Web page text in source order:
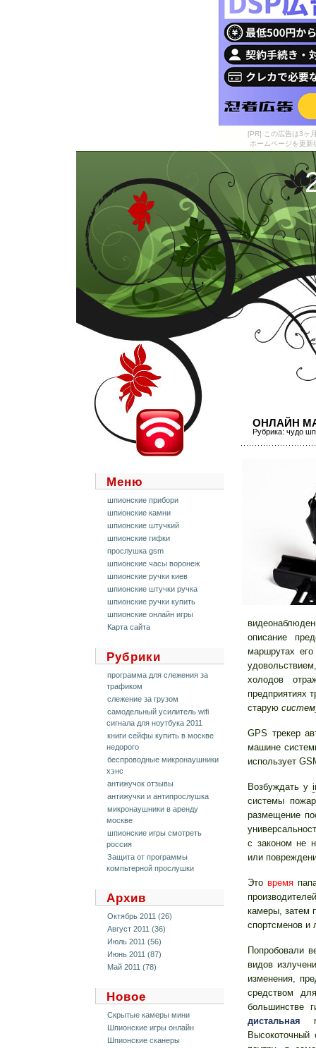
[PR] この広告は3ヶ
ホームページを更
Меню
шпионские прибори
шпионские камни
шпионские штучкий
шпионские гифки
прослушка gsm
шпионские часы воронеж
шпионские ручки киев
шпионские штучки ручка
шпионские ручки купить
шпионские онлайн игры
Карта сайта
Рубрики
программа для слежения за
трафиком
слежение за грузом
самодельный усилитель wifi
сигнала для ноутбука 2011
книги сейфы купить в москве
недорого
беспроводные микронаушники
хэнс
антижучок отзывы
антижучки и антипрослушка
микронаушники в аренду
москве
шпионские игры смотреть
россия
Защита от программы
компьтерной прослушки
Архив
Октябрь 2011 (26)
Август 2011 (36)
Июль 2011 (56)
Июнь 2011 (87)
Май 2011 (78)
Новое
Скрытые камеры мини
Шпионские игры онлайн
Шпионские сканеры
ОНЛАЙН
Рубрика: чудо
описание
маршрутах
холодов
предприятиях
старую
GPS трекер
машине
использует
Возбуждать у
системы
размещение
с законом не
или
Этовремя
камеры, затем
спортсменов и
Попробовали
видов
изменения,
средством
большинстве
дистальная